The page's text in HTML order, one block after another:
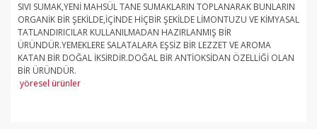
SIVI SUMAK,YENİ MAHSÜL TANE SUMAKLARIN TOPLANARAK BUNLARIN
ORGANİK BİR ŞEKİLDE,İÇİNDE HİÇBİR ŞEKİLDE LİMONTUZU VE KİMYASAL
TATLANDIRICILAR KULLANILMADAN HAZIRLANMIŞ BİR
ÜRÜNDÜR.YEMEKLERE SALATALARA EŞSİZ BİR LEZZET VE AROMA
KATAN BİR DOĞAL İKSİRDİR.DOĞAL BİR ANTİOKSİDAN ÖZELLİĞİ OLAN
BİR ÜRÜNDÜR.
yöresel ürünler